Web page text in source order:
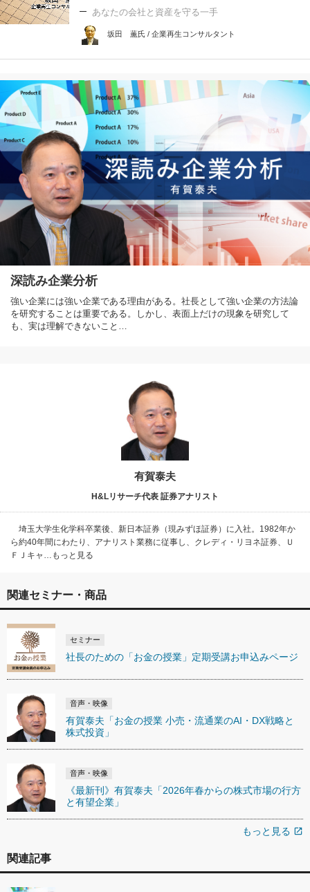
あなたの会社と資産を守る一手
坂田 薫氏 / 企業再生コンサルタント
深読み企業分析
強い企業には強い企業である理由がある。社長として強い企業の方法論
を研究することは重要である。しかし、表面上だけの現象を研究して
も、実は理解できないこと…
有賀泰夫
H&Lリサーチ代表 証券アナリスト
埼玉大学生化学科卒業後、新日本証券（現みずほ証券）に入社。1982年か
ら約40年間にわたり、アナリスト業務に従事し、クレディ・リヨネ証券、Ｕ
ＦＪキャ…もっと見る
関連セミナー・商品
セミナー
社長のための「お金の授業」定期受講お申込みページ
音声・映像
有賀泰夫「お金の授業 小売・流通業のAI・DX戦略と
株式投資」
音声・映像
《最新刊》有賀泰夫「2026年春からの株式市場の行方
と有望企業」
もっと見る open_in_new
関連記事